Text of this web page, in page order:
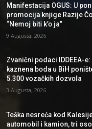
Manifestacija OGUS: U
promocija knjige Razije
“Nemoj biti k’o ja”
9 Augusta, 2026
Zvanični podaci IDDEEA-
kaznena boda u BiH
5.300 vozačkih dozvola
3 Augusta, 2026
Teška nesreća kod
automobil i kamion, tri